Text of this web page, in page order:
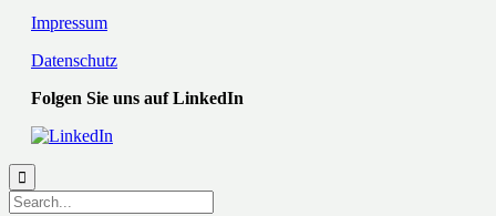
Impressum
Datenschutz
Folgen Sie uns auf LinkedIn
